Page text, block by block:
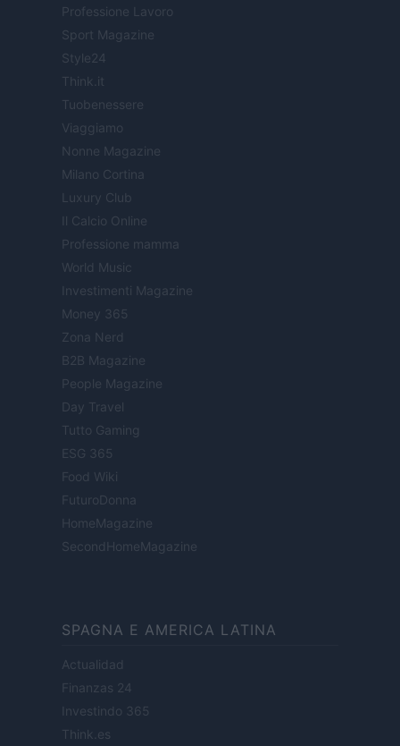
Professione Lavoro
Sport Magazine
Style24
Think.it
Tuobenessere
Viaggiamo
Nonne Magazine
Milano Cortina
Luxury Club
Il Calcio Online
Professione mamma
World Music
Investimenti Magazine
Money 365
Zona Nerd
B2B Magazine
People Magazine
Day Travel
Tutto Gaming
ESG 365
Food Wiki
FuturoDonna
HomeMagazine
SecondHomeMagazine
SPAGNA E AMERICA LATINA
Actualidad
Finanzas 24
Investindo 365
Think.es